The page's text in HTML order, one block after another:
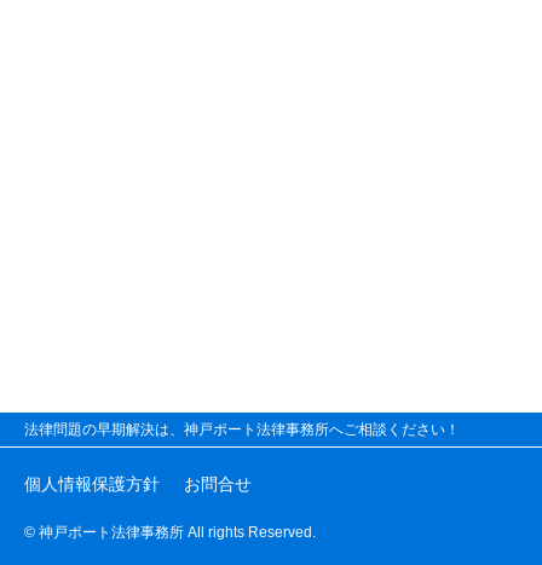
法律問題の早期解決は、神戸ポート法律事務所へご相談ください！
個人情報保護方針 お問合せ
© 神戸ポート法律事務所 All rights Reserved.